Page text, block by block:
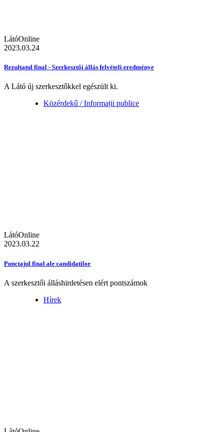
LátóOnline
2023.03.24
Rezultatul final - Szerkesztői állás felvételi eredménye
A Látó új szerkesztőkkel egészült ki.
Közérdekű / Informații publice
LátóOnline
2023.03.22
Punctajul final ale candidatilor
A szerkesztői álláshirdetésen elért pontszámok
Hírek